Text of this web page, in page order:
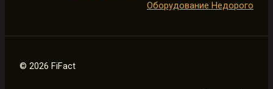
Оборудование Недорого
© 2026 FiFact